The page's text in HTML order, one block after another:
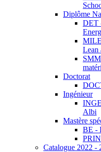
Diplôme
DET
Lean
Doctorat
Ingénieur
Albi
Mastère
BE -
Catalogue 2022 -